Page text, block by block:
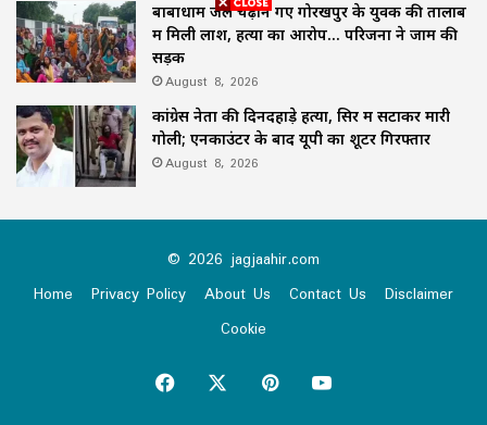
बाबाधाम जल चढ़ाने गए गोरखपुर के युवक की तालाब
में मिली लाश, हत्या का आरोप… परिजनों ने जाम की
सड़क
August 8, 2026
कांग्रेस नेता की दिनदहाड़े हत्या, सिर में सटाकर मारी
गोली; एनकाउंटर के बाद यूपी का शूटर गिरफ्तार
August 8, 2026
© 2026 jagjaahir.com
Home
Privacy Policy About Us Contact Us
Disclaimer
Cookie
Facebook PinterestYouTube